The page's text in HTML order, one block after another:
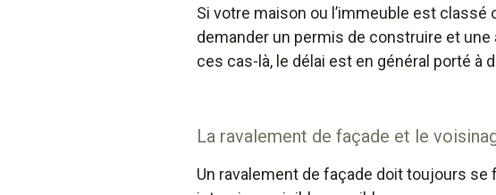
Si votre maison ou l’immeuble est
demander un permis de construire et
ces cas-là, le délai est en général porté à
La ravalement de façade et le
Un ravalement de façade doit toujours